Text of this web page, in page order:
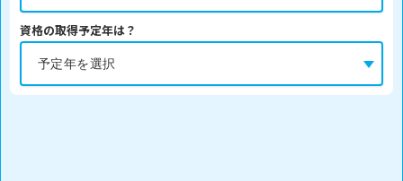
資格の取得予定年は？